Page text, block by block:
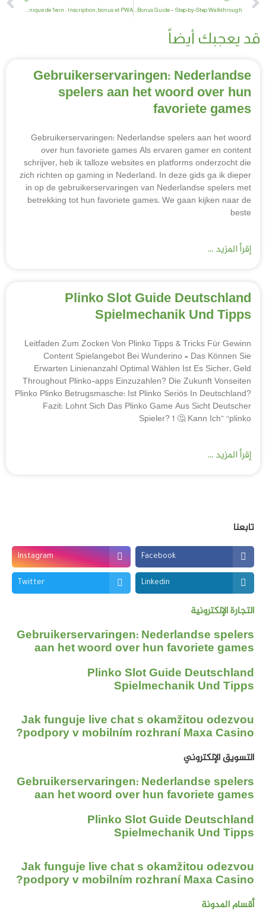
قد يعجبك أيضاً
Gebruikerservaringen: Nederlandse
spelers aan het woord over hun
favoriete games
Gebruikerservaringen: Nederlandse spelers aan het woord
over hun favoriete games Als ervaren gamer en content
schrijver, heb ik talloze websites en platforms onderzocht die
zich richten op gaming in Nederland. In deze gids ga ik dieper
in op de gebruikerservaringen van Nederlandse spelers met
betrekking tot hun favoriete games. We gaan kijken naar de
beste
إقرأ المزيد ...
Plinko Slot Guide Deutschland
Spielmechanik Und Tipps
Leitfaden Zum Zocken Von Plinko Tipps & Tricks Für Gewinn
Content Spielangebot Bei Wunderino – Das Können Sie
Erwarten Linienanzahl Optimal Wählen Ist Es Sicher, Geld
Throughout Plinko-apps Einzuzahlen? Die Zukunft Vonseiten
Plinko Plinko Betrugsmasche: Ist Plinko Seriös In Deutschland?
Fazit: Lohnt Sich Das Plinko Game Aus Sicht Deutscher
Spieler? 1 🤔 Kann Ich” “plinko
إقرأ المزيد ...
تابعنا
Facebook
Instagram
Linkedin
Twitter
التجارة الإلكترونية
Gebruikerservaringen: Nederlandse spelers
aan het woord over hun favoriete games
Plinko Slot Guide Deutschland
Spielmechanik Und Tipps
Jak funguje live chat s okamžitou odezvou
podpory v mobilním rozhraní Maxa Casino?
التسويق الإلكتروني
Gebruikerservaringen: Nederlandse spelers
aan het woord over hun favoriete games
Plinko Slot Guide Deutschland
Spielmechanik Und Tipps
Jak funguje live chat s okamžitou odezvou
podpory v mobilním rozhraní Maxa Casino?
أقسام المدونة